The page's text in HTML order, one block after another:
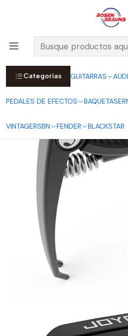
Categorías GUITARRAS
PEDALES DE EFECTOS BAQUETAS
VINTAGERSBN FENDER BLACKSTAR
Por compras sobre $25.000 en
Padre Hurtado, incluimos el
Ver Detalles
Inicio JOYO Premium Capo